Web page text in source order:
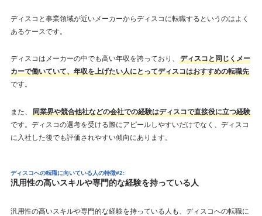
ディスコと事業領域が近いメーカーからディスコに転職するというのはよく
あるケースです。
ディスコはメーカーの中でも高い年収を誇っており、
ディスコと同じくメー
カーで働いていて、年収を上げたい人にとってディスコはおすすめの転職先
です。
また、
同業界や競合他社などの会社での経験はディスコで直接役に立つ経験
です。ディスコの選考を受ける際にアピールしやすいだけでなく、ディスコ
に入社した後でも評価されやすい傾向にあります。
ディスコへの転職に向いている人の特徴#2:
汎用性の高いスキルや専門的な経験を持っている人
汎用性の高いスキルや専門的な経験を持っている人も、ディスコへの転職に